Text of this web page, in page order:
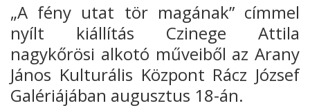
„A fény utat tör magának” címmel
nyílt kiállítás Czinege Attila
nagykőrösi alkotó műveiből az Arany
János Kulturális Központ Rácz József
Galériájában augusztus 18-án.